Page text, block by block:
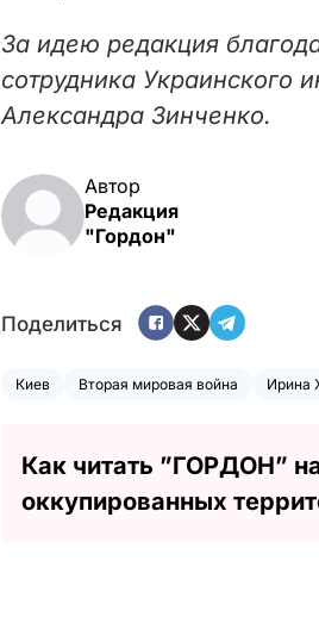
За идею редакция
сотрудника Украинского
Александра Зинченко.
Автор
Редакция
"Гордон"
Поделиться
Киев Вторая мировая война Ирина
Как читать ”ГОРДОН”
оккупированных